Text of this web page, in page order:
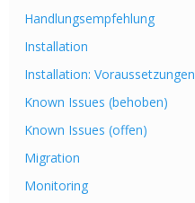
Handlungsempfehlung
Installation
Installation: Voraussetzungen
Known Issues (behoben)
Known Issues (offen)
Migration
Monitoring